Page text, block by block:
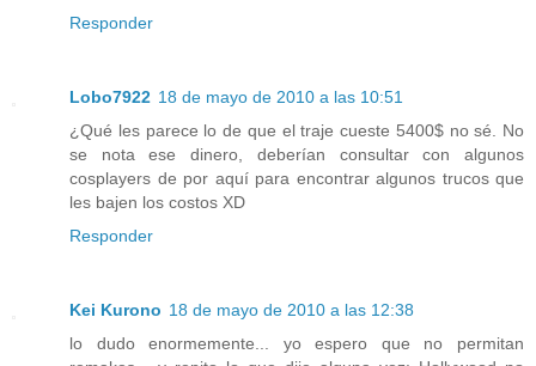
Responder
Lobo7922 18 de mayo de 2010 a las 10:51
¿Qué les parece lo de que el traje cueste 5400$ no sé. No
se nota ese dinero, deberían consultar con algunos
cosplayers de por aquí para encontrar algunos trucos que
les bajen los costos XD
Responder
Kei Kurono 18 de mayo de 2010 a las 12:38
lo dudo enormemente... yo espero que no permitan